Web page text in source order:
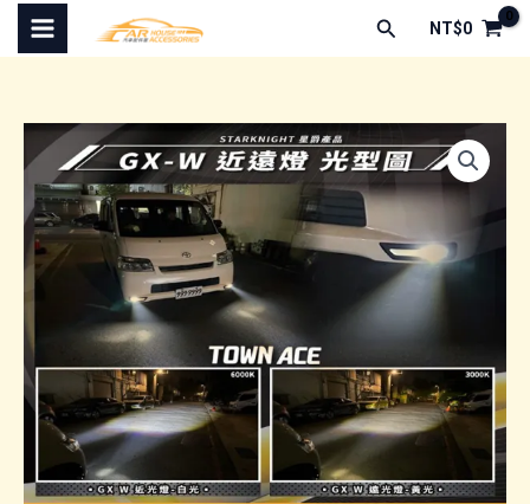
搜
尋
NT$0